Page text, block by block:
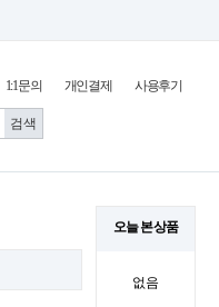
1:1문의 개인결제 사용후기
오늘 본 상품
없음